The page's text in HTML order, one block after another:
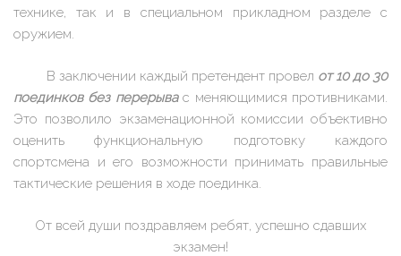
технике, так и в специальном прикладном разделе с
оружием.
В заключении каждый претендент провел от 10 до 30
поединков без перерывас меняющимися противниками.
Это позволило экзаменационной комиссии объективно
оценить функциональную подготовку каждого
спортсмена и его возможности принимать правильные
тактические решения в ходе поединка.
От всей души поздравляем ребят, успешно сдавших
экзамен!